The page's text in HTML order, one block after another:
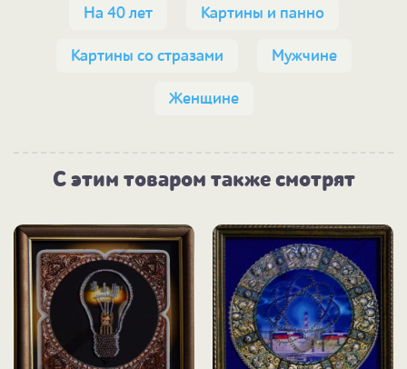
На 40 лет Картины и панно
Картины со стразами Мужчине
Женщине
С этим товаром также смотрят